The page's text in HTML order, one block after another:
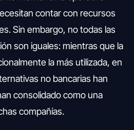
contar con recursos
Sin embargo, no todas las
son iguales: mientras que la
la más utilizada, en
no bancarias han
consolidado como una
compañías.